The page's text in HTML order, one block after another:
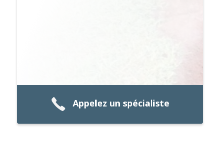
Appelez un spécialiste